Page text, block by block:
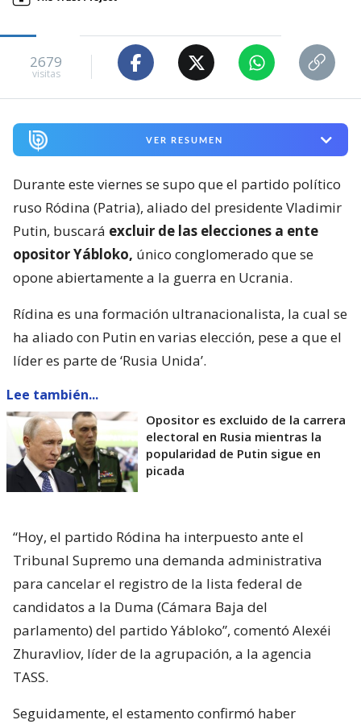
2679
visitas
VER RESUMEN
Durante este viernes se supo que el partido político
ruso Ródina (Patria), aliado del presidente Vladimir
Putin, buscará excluir de las elecciones a ente
opositor Yábloko, único conglomerado que se
opone abiertamente a la guerra en Ucrania.
Rídina es una formación ultranacionalista, la cual se
ha aliado con Putin en varias elección, pese a que el
líder es parte de ‘Rusia Unida’.
Lee también...
Opositor es excluido de la carrera
electoral en Rusia mientras la
popularidad de Putin sigue en
picada
“Hoy, el partido Ródina ha interpuesto ante el
Tribunal Supremo una demanda administrativa
para cancelar el registro de la lista federal de
candidatos a la Duma (Cámara Baja del
parlamento) del partido Yábloko”, comentó Alexéi
Zhuravliov, líder de la agrupación, a la agencia
TASS.
Seguidamente, el estamento confirmó haber